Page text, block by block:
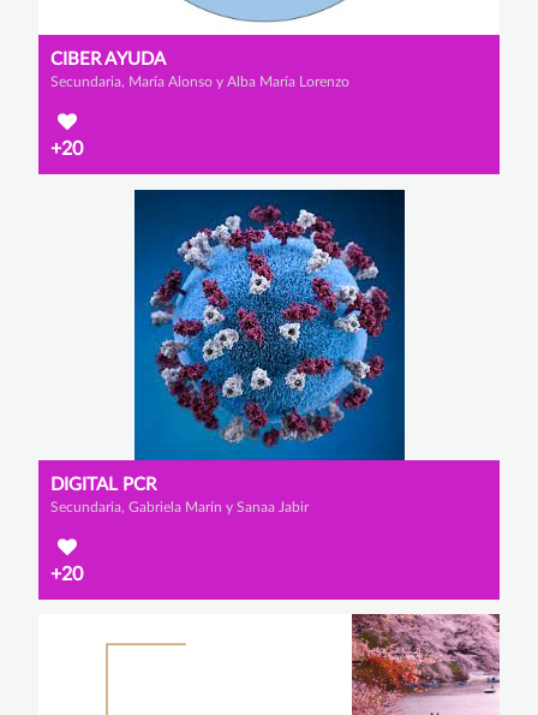
CIBER AYUDA
Secundaria, María Alonso y Alba María Lorenzo
+20
DIGITAL PCR
Secundaria, Gabriela Marín y Sanaa Jabir
+20